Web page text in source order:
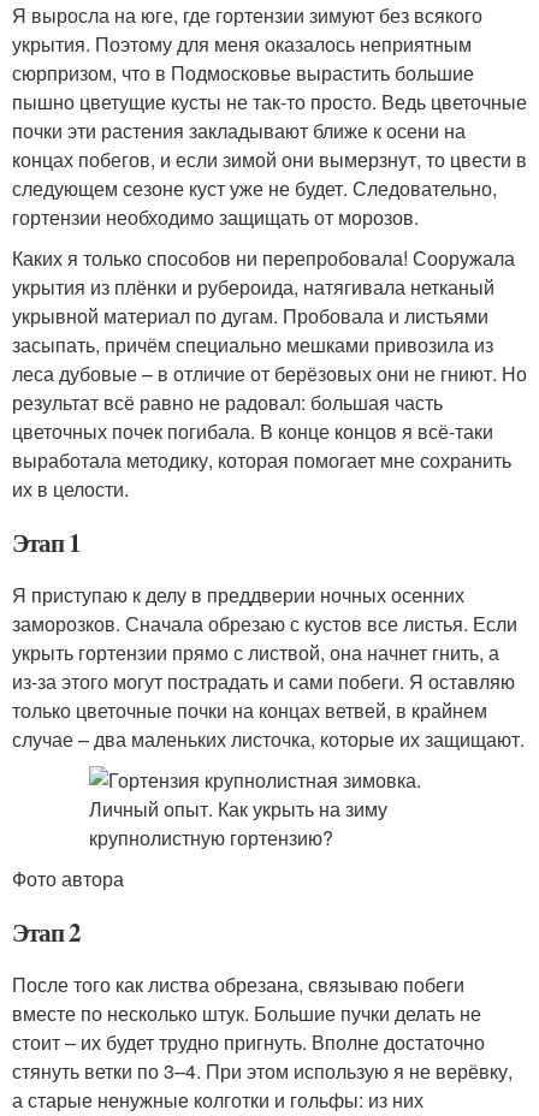
Я выросла на юге, где гортензии зимуют без всякого
укрытия. Поэтому для меня оказалось неприятным
сюрпризом, что в Подмосковье вырастить большие
пышно цветущие кусты не так-то просто. Ведь цветочные
почки эти растения закладывают ближе к осени на
концах побегов, и если зимой они вымерзнут, то цвести в
следующем сезоне куст уже не будет. Следовательно,
гортензии необходимо защищать от морозов.
Каких я только способов ни перепробовала! Сооружала
укрытия из плёнки и рубероида, натягивала нетканый
укрывной материал по дугам. Пробовала и листьями
засыпать, причём специально мешками привозила из
леса дубовые – в отличие от берёзовых они не гниют. Но
результат всё равно не радовал: большая часть
цветочных почек погибала. В конце концов я всё-таки
выработала методику, которая помогает мне сохранить
их в целости.
Этап 1
Я приступаю к делу в преддверии ночных осенних
заморозков. Сначала обрезаю с кустов все листья. Если
укрыть гортензии прямо с листвой, она начнет гнить, а
из-за этого могут пострадать и сами побеги. Я оставляю
только цветочные почки на концах ветвей, в крайнем
случае – два маленьких листочка, которые их защищают.
Фото автора
Этап 2
После того как листва обрезана, связываю побеги
вместе по несколько штук. Большие пучки делать не
стоит – их будет трудно пригнуть. Вполне достаточно
стянуть ветки по 3–4. При этом использую я не верёвку,
а старые ненужные колготки и гольфы: из них